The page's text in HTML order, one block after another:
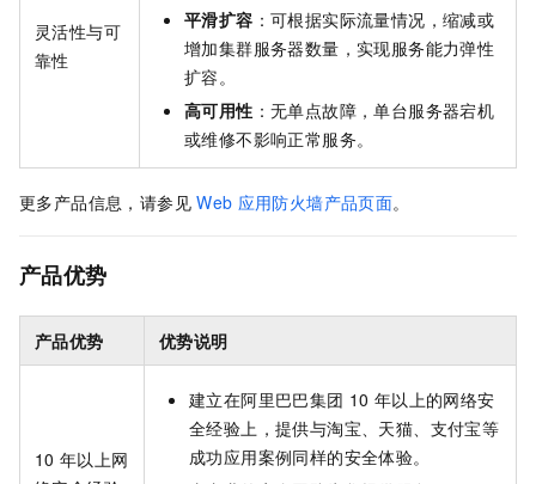
灵活性与可
靠性
平滑扩容 ：可根据实际流量情况，缩减或
增加集群服务器数量，实现服务能力弹性
扩容。
高可用性 ：无单点故障，单台服务器宕机
或维修不影响正常服务。
更多产品信息，请参见 Web 应用防火墙产品页面。
产品优势
产品优势 优势说明
10 年以上网
建立在阿里巴巴集团 10 年以上的网络安
全经验上，提供与淘宝、天猫、支付宝等
成功应用案例同样的安全体验。